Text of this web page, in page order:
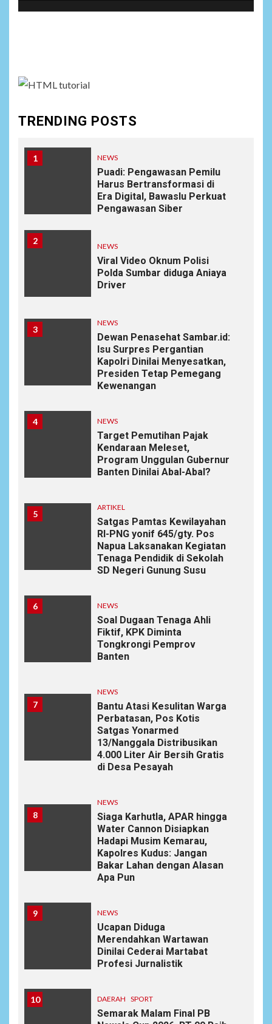
TRENDING POSTS
1 NEWS
Puadi: Pengawasan Pemilu
Harus Bertransformasi di
Era Digital, Bawaslu Perkuat
Pengawasan Siber
2
NEWS
Viral Video Oknum Polisi
Polda Sumbar diduga Aniaya
Driver
3
NEWS
Dewan Penasehat Sambar.id:
Isu Surpres Pergantian
Kapolri Dinilai Menyesatkan,
Presiden Tetap Pemegang
Kewenangan
4 NEWS
Target Pemutihan Pajak
Kendaraan Meleset,
Program Unggulan Gubernur
Banten Dinilai Abal-Abal?
5
ARTIKEL
Satgas Pamtas Kewilayahan
RI-PNG yonif 645/gty. Pos
Napua Laksanakan Kegiatan
Tenaga Pendidik di Sekolah
SD Negeri Gunung Susu
6 NEWS
Soal Dugaan Tenaga Ahli
Fiktif, KPK Diminta
Tongkrongi Pemprov
Banten
7
NEWS
Bantu Atasi Kesulitan Warga
Perbatasan, Pos Kotis
Satgas Yonarmed
13/Nanggala Distribusikan
4.000 Liter Air Bersih Gratis
di Desa Pesayah
8
NEWS
Siaga Karhutla, APAR hingga
Water Cannon Disiapkan
Hadapi Musim Kemarau,
Kapolres Kudus: Jangan
Bakar Lahan dengan Alasan
Apa Pun
9 NEWS
Ucapan Diduga
Merendahkan Wartawan
Dinilai Cederai Martabat
Profesi Jurnalistik
10 DAERAH SPORT
Semarak Malam Final PB